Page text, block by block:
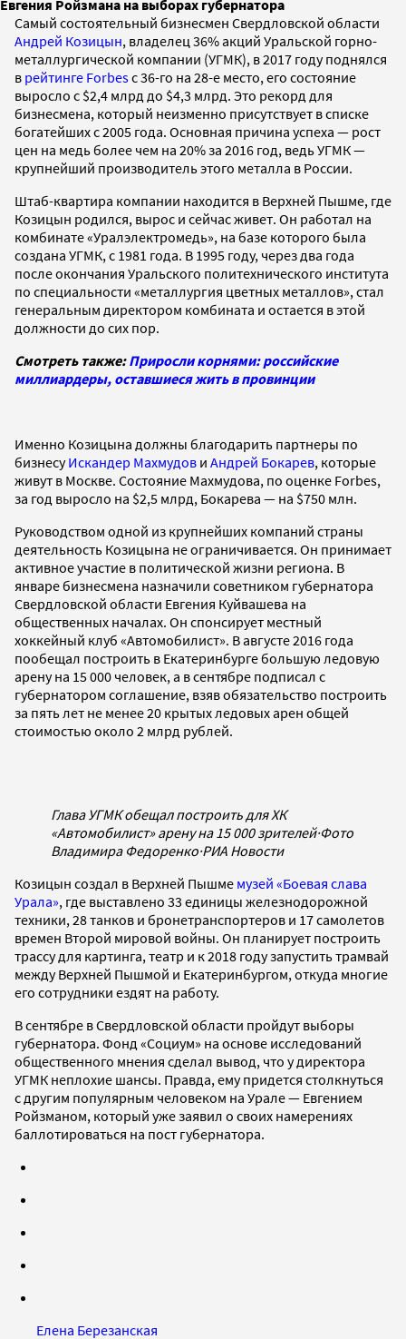
Евгения Ройзмана на выборах губернатора
Самый состоятельный бизнесмен Свердловской области
Андрей Козицын, владелец 36% акций Уральской горно-
металлургической компании (УГМК), в 2017 году поднялся
в рейтинге Forbesс 36-го на 28-е место, его состояние
выросло с $2,4 млрд до $4,3 млрд. Это рекорд для
бизнесмена, который неизменно присутствует в списке
богатейших с 2005 года. Основная причина успеха — рост
цен на медь более чем на 20% за 2016 год, ведь УГМК —
крупнейший производитель этого металла в России.
Штаб-квартира компании находится в Верхней Пышме, где
Козицын родился, вырос и сейчас живет. Он работал на
комбинате «Уралэлектромедь», на базе которого была
создана УГМК, с 1981 года. В 1995 году, через два года
после окончания Уральского политехнического института
по специальности «металлургия цветных металлов», стал
генеральным директором комбината и остается в этой
должности до сих пор.
Смотреть также:Приросли корнями: российские
миллиардеры, оставшиеся жить в провинции
Именно Козицына должны благодарить партнеры по
бизнесуИскандер Махмудов и Андрей Бокарев, которые
живут в Москве. Состояние Махмудова, по оценке Forbes,
за год выросло на $2,5 млрд, Бокарева — на $750 млн.
Руководством одной из крупнейших компаний страны
деятельность Козицына не ограничивается. Он принимает
активное участие в политической жизни региона. В
январе бизнесмена назначили советником губернатора
Свердловской области Евгения Куйвашева на
общественных началах. Он спонсирует местный
хоккейный клуб «Автомобилист». В августе 2016 года
пообещал построить в Екатеринбурге большую ледовую
арену на 15 000 человек, а в сентябре подписал с
губернатором соглашение, взяв обязательство построить
за пять лет не менее 20 крытых ледовых арен общей
стоимостью около 2 млрд рублей.
Глава УГМК обещал построить для ХК
«Автомобилист» арену на 15 000 зрителей·Фото
Владимира Федоренко·РИА Новости
Козицын создал в Верхней Пышме музей «Боевая слава
Урала», где выставлено 33 единицы железнодорожной
техники, 28 танков и бронетранспортеров и 17 самолетов
времен Второй мировой войны. Он планирует построить
трассу для картинга, театр и к 2018 году запустить трамвай
между Верхней Пышмой и Екатеринбургом, откуда многие
его сотрудники ездят на работу.
В сентябре в Свердловской области пройдут выборы
губернатора. Фонд «Социум» на основе исследований
общественного мнения сделал вывод, что у директора
УГМК неплохие шансы. Правда, ему придется столкнуться
с другим популярным человеком на Урале — Евгением
Ройзманом, который уже заявил о своих намерениях
баллотироваться на пост губернатора.
Елена Березанская